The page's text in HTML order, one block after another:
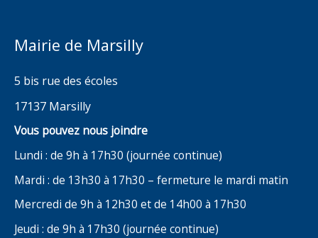
Mairie de Marsilly
5 bis rue des écoles
17137 Marsilly
Vous pouvez nous joindre
Lundi : de 9h à 17h30 (journée continue)
Mardi : de 13h30 à 17h30 – fermeture le mardi matin
Mercredi de 9h à 12h30 et de 14h00 à 17h30
Jeudi : de 9h à 17h30 (journée continue)